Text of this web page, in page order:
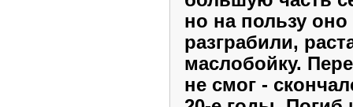
но на пользу
разграбили,
маслобойку.
не смог -